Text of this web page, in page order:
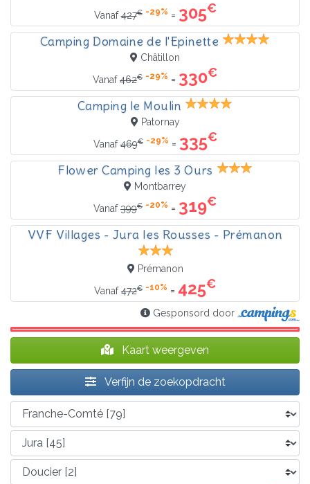
Vanaf427€ -29% = 305€
Camping Domaine de l'Epinette
Châtillon
Vanaf462€ -29% = 330€
Camping le Moulin
Patornay
Vanaf469€ -29% = 335€
Flower Camping les 3 Ours
Montbarrey
Vanaf399€ -20% = 319€
VVF Villages - Jura les Rousses - Prémanon
Prémanon
Vanaf472€ -10% = 425€
Gesponsord door
Kaart weergeven
Verfijn de zoekopdracht